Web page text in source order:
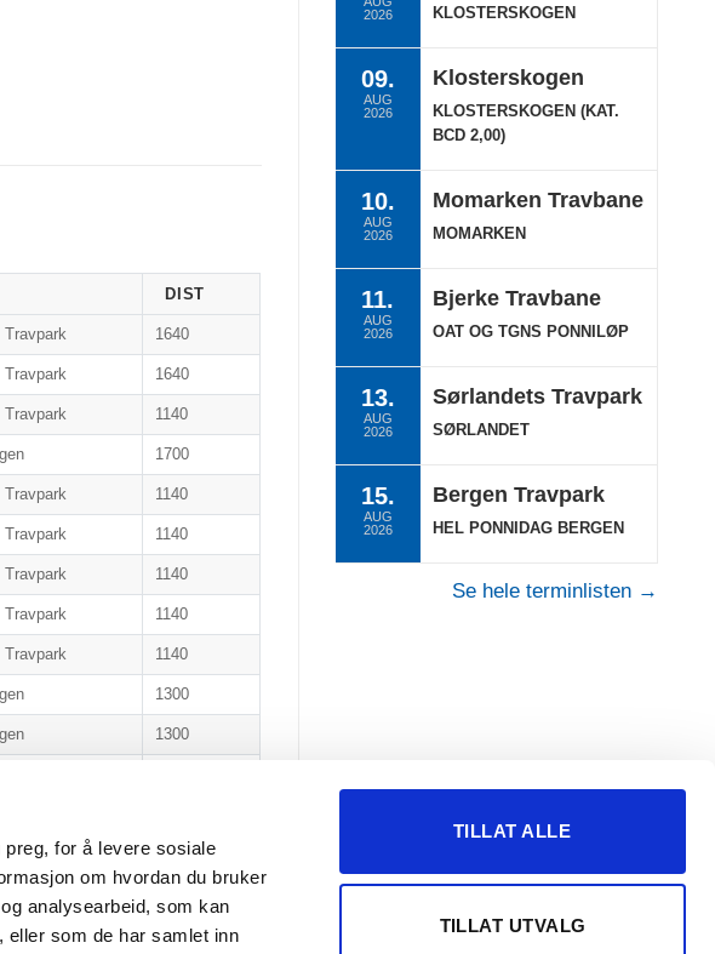
for å levere sosiale
om hvordan du bruker
analysearbeid, som kan
eller som de har samlet inn
TILLAT ALLE
TILLAT UTVALG
DIST
1640
1640
1140
1700
1140
1140
1140
1140
1140
1300
1300
Travpark 1000
Forrige 1 Neste
2026
KLOSTERSKOGEN
09.
AUG
2026
Klosterskogen
KLOSTERSKOGEN (KAT.
BCD 2,00)
10.
AUG
2026
Momarken Travbane
MOMARKEN
11.
AUG
2026
Bjerke Travbane
OAT OG TGNS PONNILØP
13.
AUG
2026
Sørlandets Travpark
SØRLANDET
15.
AUG
2026
Bergen Travpark
HEL PONNIDAG BERGEN
Se hele terminlisten →